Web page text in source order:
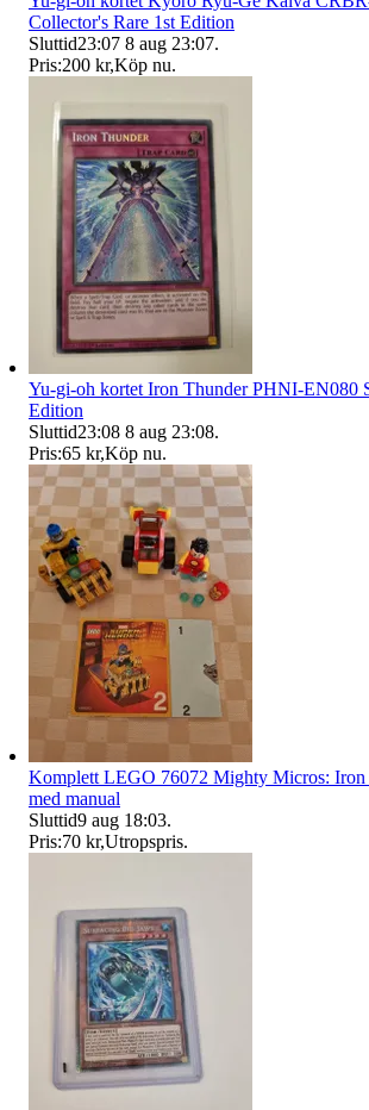
Collector's Rare 1st Edition
Sluttid23:07 8 aug 23:07.
Pris:200 kr,Köp nu.
Yu-gi-oh kortet Iron Thunder PHNI-EN080
Edition
Sluttid23:08 8 aug 23:08.
Pris:65 kr,Köp nu.
Komplett LEGO 76072 Mighty Micros: Iron
med manual
Sluttid9 aug 18:03.
Pris:70 kr,Utropspris.